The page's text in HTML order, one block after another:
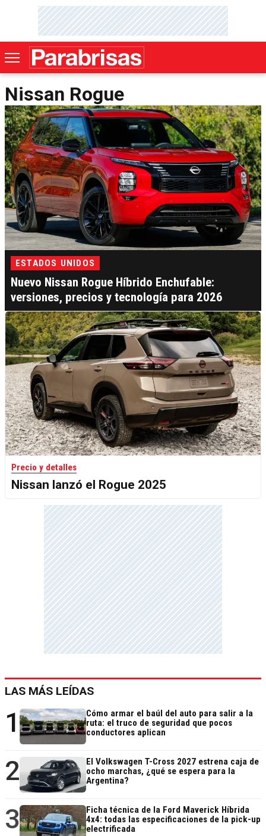
Nissan Rogue
ESTADOS UNIDOS
Nuevo Nissan Rogue Híbrido Enchufable:
versiones, precios y tecnología para 2026
Precio y detalles
Nissan lanzó el Rogue 2025
LAS MÁS LEÍDAS
1
Cómo armar el baúl del auto para salir a la
ruta: el truco de seguridad que pocos
conductores aplican
2
El Volkswagen T-Cross 2027 estrena caja de
ocho marchas, ¿qué se espera para la
Argentina?
3
Ficha técnica de la Ford Maverick Híbrida
4x4: todas las especificaciones de la pick-up
electrificada